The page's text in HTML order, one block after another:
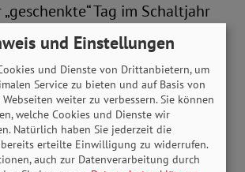
„geschenkte“ Tag im Schaltjahr
unsichtbare, unbezahlte, wenig
für die Gesellschaft wichtige
nach wie vor in erster Linie
am 6. März markiert die
Lohnlücke, die 2024 laut
und Einstellungen
und Dienste von Drittanbietern, um
Service zu bieten und auf Basis von
weiter zu verbessern. Sie können
welche Cookies und Dienste wir
Natürlich haben Sie jederzeit die
erteilte Einwilligung zu widerrufen.
auch zur Datenverarbeitung durch